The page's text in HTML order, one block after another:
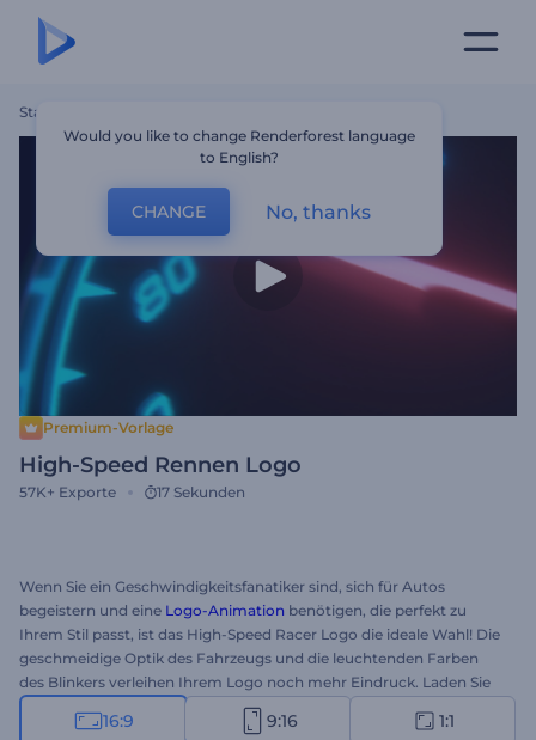
Startseite
Premium-Vorlage
High-Speed Rennen Logo
57K+ Exporte 17 Sekunden
Wenn Sie ein Geschwindigkeitsfanatiker sind, sich für Autos
begeistern und eine Logo-Animation benötigen, die perfekt zu
Ihrem Stil passt, ist das High-Speed Racer Logo die ideale Wahl! Die
geschmeidige Optik des Fahrzeugs und die leuchtenden Farben
des Blinkers verleihen Ihrem Logo noch mehr Eindruck. Laden Sie
einfach Ihr Logo hoch, um die effektivste Animation aller Zeiten zu
erstellen. Perfekt für TV-Werbung, YouTube-Kanäle,
16:9 9:16 1:1
Would you like to change Renderforest language
to English?
CHANGE No, thanks